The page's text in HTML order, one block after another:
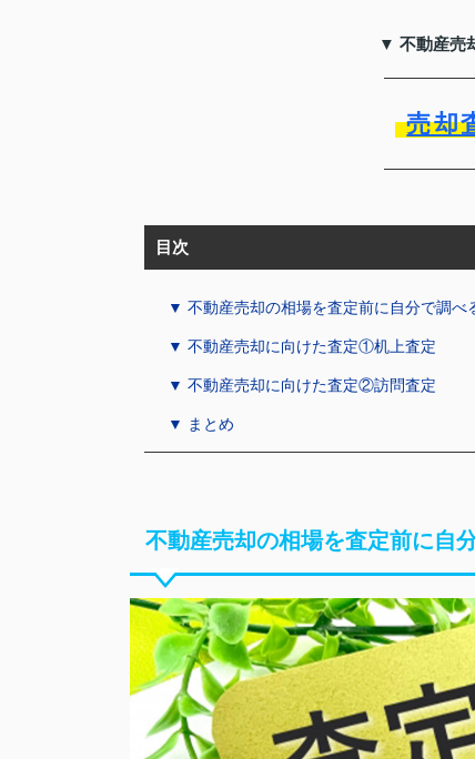
▼ 不動産売
売却
目次
▼ 不動産売却の相場を査定前に自分で調べ
▼ 不動産売却に向けた査定①机上査定
▼ 不動産売却に向けた査定②訪問査定
▼ まとめ
不動産売却の相場を査定前に自